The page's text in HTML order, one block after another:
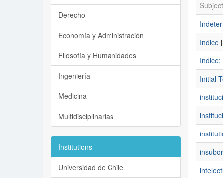
Subject
Indice
Indice;
Initial
Derecho
Economía y Administración
Filosofía y Humanidades
Ingeniería
Medicina
Multidisciplinarias
Institutions
Universidad de Chile